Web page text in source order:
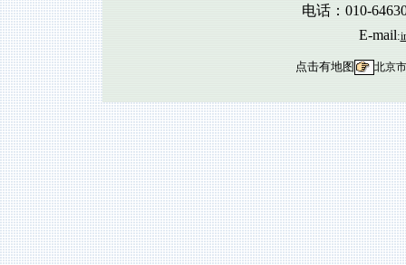
电话：010-
E-mail:
点击有地图 北京